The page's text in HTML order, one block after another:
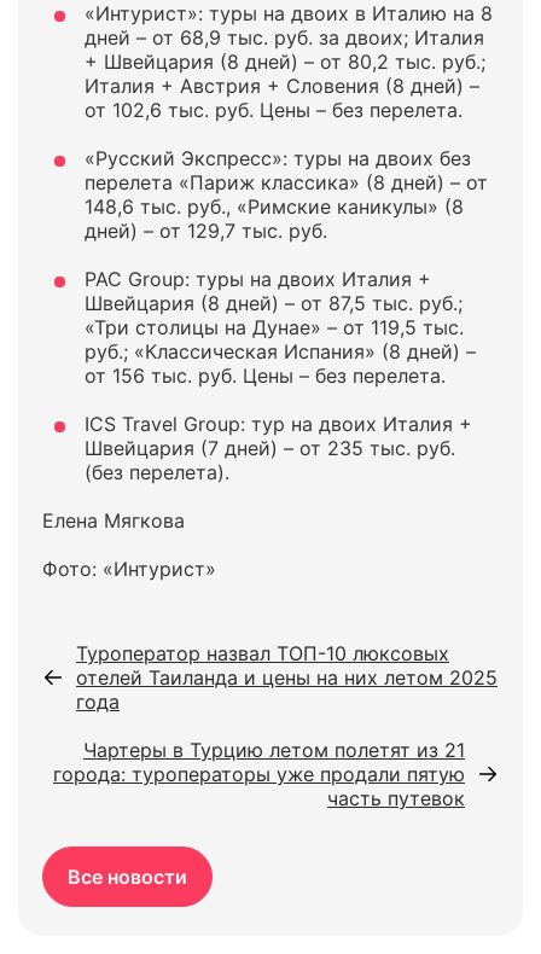
«Интурист»: туры на двоих в Италию на 8
дней – от 68,9 тыс. руб. за двоих; Италия
+ Швейцария (8 дней) – от 80,2 тыс. руб.;
Италия + Австрия + Словения (8 дней) –
от 102,6 тыс. руб. Цены – без перелета.
«Русский Экспресс»: туры на двоих без
перелета «Париж классика» (8 дней) – от
148,6 тыс. руб., «Римские каникулы» (8
дней) – от 129,7 тыс. руб.
PAC Group: туры на двоих Италия +
Швейцария (8 дней) – от 87,5 тыс. руб.;
«Три столицы на Дунае» – от 119,5 тыс.
руб.; «Классическая Испания» (8 дней) –
от 156 тыс. руб. Цены – без перелета.
ICS Travel Group: тур на двоих Италия +
Швейцария (7 дней) – от 235 тыс. руб.
(без перелета).
Елена Мягкова
Фото: «Интурист»
Туроператор назвал ТОП-10 люксовых
отелей Таиланда и цены на них летом 2025
года
Чартеры в Турцию летом полетят из 21
города: туроператоры уже продали пятую
часть путевок
Все новости